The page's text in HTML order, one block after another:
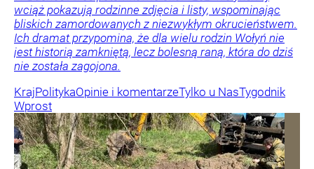
wciąż pokazują rodzinne zdjęcia i listy, wspominając
bliskich zamordowanych z niezwykłym okrucieństwem.
Ich dramat przypomina, że dla wielu rodzin Wołyń nie
jest historią zamkniętą, lecz bolesną raną, która do dziś
nie została zagojona.
KrajPolitykaOpinie i komentarzeTylko u NasTygodnik
Wprost